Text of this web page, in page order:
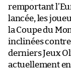
remportant
lancée, les
la Coupe du
inclinées contre
derniers Jeux
actuellement